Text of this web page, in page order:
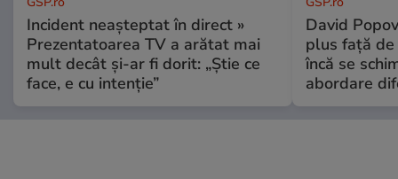
Incident neașteptat în direct »
Prezentatoarea TV a arătat mai
mult decât și-ar fi dorit: „Știe ce
face, e cu intenție”
David
plus față de
încă se
abordare